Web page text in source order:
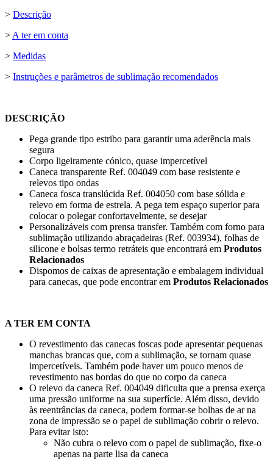
> Descrição
>A ter em conta
> Medidas
> Instruções e parâmetros de sublimação recomendados
DESCRIÇÃO
Pega grande tipo estribo para garantir uma aderência mais
segura
Corpo ligeiramente cónico, quase impercetível
Caneca transparente Ref. 004049 com base resistente e
relevos tipo ondas
Caneca fosca translúcida Ref. 004050 com base sólida e
relevo em forma de estrela. A pega tem espaço superior para
colocar o polegar confortavelmente, se desejar
Personalizáveis com prensa transfer. Também com forno para
sublimação utilizando abraçadeiras (Ref. 003934), folhas de
silicone e bolsas termo retráteis que encontrará em Produtos
Relacionados
Dispomos de caixas de apresentação e embalagem individual
para canecas, que pode encontrar em Produtos Relacionados
A TER EM CONTA
O revestimento das canecas foscas pode apresentar pequenas
manchas brancas que, com a sublimação, se tornam quase
impercetíveis. Também pode haver um pouco menos de
revestimento nas bordas do que no corpo da caneca
O relevo da caneca Ref. 004049 dificulta que a prensa exerça
uma pressão uniforme na sua superfície. Além disso, devido
às reentrâncias da caneca, podem formar-se bolhas de ar na
zona de impressão se o papel de sublimação cobrir o relevo.
Para evitar isto:
Não cubra o relevo com o papel de sublimação, fixe-o
apenas na parte lisa da caneca